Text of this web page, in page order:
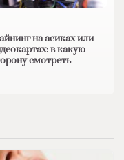
на асиках или
в какую
смотреть